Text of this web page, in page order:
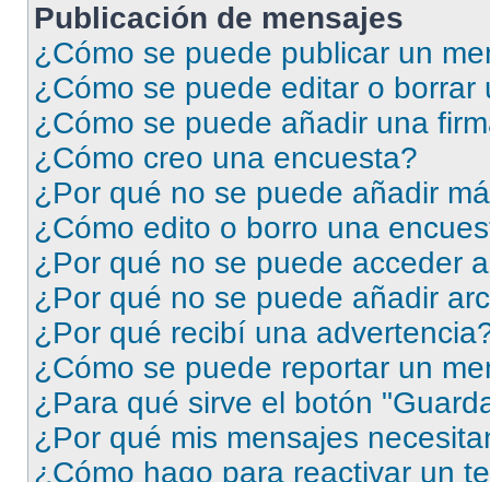
Publicación de mensajes
¿Cómo se puede publicar un
¿Cómo se puede editar o borrar
¿Cómo se puede añadir una
¿Cómo creo una encuesta?
¿Por qué no se puede añadir
¿Cómo edito o borro una
¿Por qué no se puede acceder
¿Por qué no se puede añadir
¿Por qué recibí una
¿Cómo se puede reportar un
¿Para qué sirve el botón
¿Por qué mis mensajes
¿Cómo hago para reactivar un